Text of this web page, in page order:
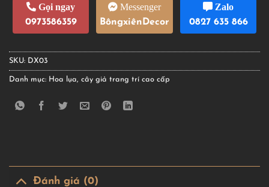
Gọi ngay
0973586359
Messenger
BôngxiênDecor
Zalo
0827 635 866
SKU: DX03
Danh mục: Hoa lụa, cây giả trang trí cao cấp
Đánh giá (0)